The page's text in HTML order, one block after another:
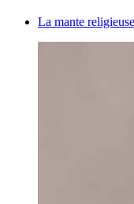
La mante